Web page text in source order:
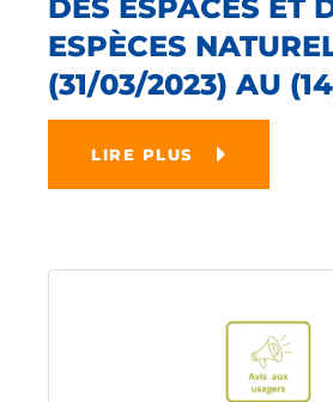
DES ESPACES ET
ESPÈCES
(31/03/2023) AU
LIRE PLUS